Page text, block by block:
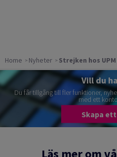
Home Nyheter Strejken hos
Vill du
Du får tillgång till fler funktioner,
med ett
Skapa
Läs mer om